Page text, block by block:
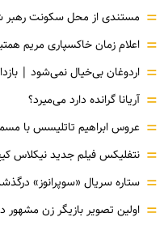
= مستندی از محل سکونت رهبر
= اعلام زمان خاکسپاری مریم
= اردوغان بی‌خیال نمی‌شود |
= آریانا گرانده دارد می‌میرد؟
= عروس ابراهیم تاتلیسس با
= نتفلیکس فیلم جدید نیکلاس
= ستاره سریال «سوپرانوز»
= اولین تصویر بازیگر زن مشهور